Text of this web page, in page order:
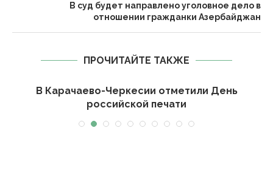
В суд будет направлено уголовное дело в
отношении гражданки Азербайджан
ПРОЧИТАЙТЕ ТАКЖЕ
В Карачаево-Черкесии отметили День
российской печати